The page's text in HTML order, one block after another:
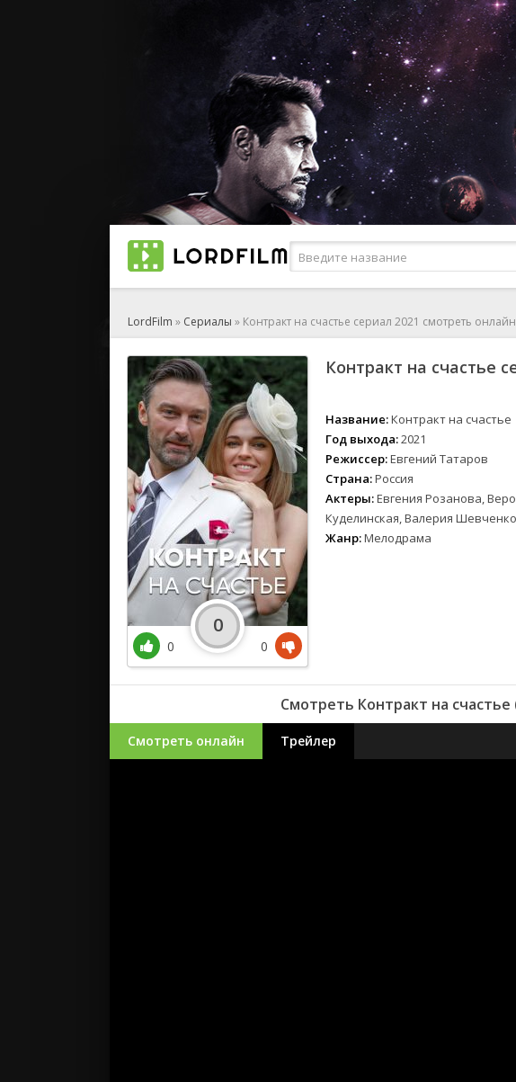
LordFilm » Сериалы » Контракт на счастье сериал 2021 смотреть онлайн
Контракт на счастье
Название:Контракт на счастье
Год выхода:2021
Режиссер:Евгений Татаров
Страна:Россия
Актеры:Евгения Розанова,
Куделинская, Валерия
Жанр:Мелодрама
0
0
0
Смотреть Контракт на
Смотреть онлайн Трейлер